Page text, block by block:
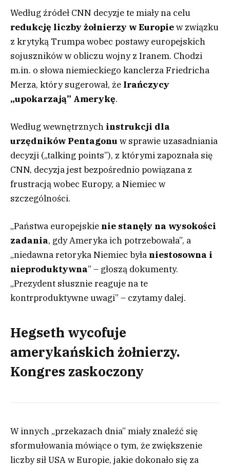
Według źródeł CNN decyzje te miały na celu
redukcję liczby żołnierzy w Europiew związku
z krytyką Trumpa wobec postawy europejskich
sojuszników w obliczu wojny z Iranem. Chodzi
m.in. o słowa niemieckiego kanclerza Friedricha
Merza, który sugerował, że Irańczycy
„upokarzają” Amerykę.
Według wewnętrznych instrukcji dla
urzędników Pentagonuw sprawie uzasadniania
decyzji („talking points”), z którymi zapoznała się
CNN, decyzja jest bezpośrednio powiązana z
frustracją wobec Europy, a Niemiec w
szczególności.
„Państwa europejskie nie stanęły na wysokości
zadania, gdy Ameryka ich potrzebowała”, a
„niedawna retoryka Niemiec była niestosowna i
nieproduktywna” – głoszą dokumenty.
„Prezydent słusznie reaguje na te
kontrproduktywne uwagi” – czytamy dalej.
Hegseth wycofuje
amerykańskich żołnierzy.
Kongres zaskoczony
W innych „przekazach dnia” miały znaleźć się
sformułowania mówiące o tym, że zwiększenie
liczby sił USA w Europie, jakie dokonało się za